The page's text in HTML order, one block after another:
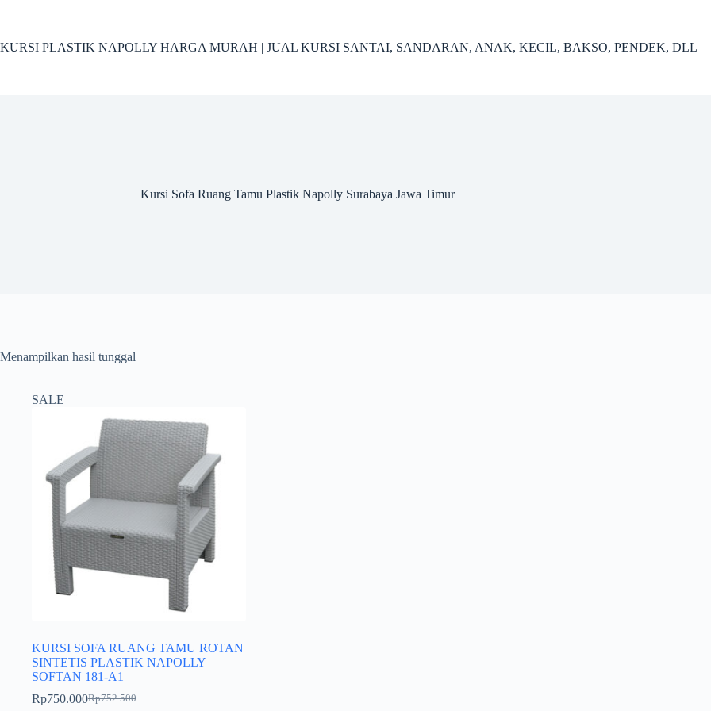
KURSI PLASTIK NAPOLLY HARGA MURAH | JUAL KURSI SANTAI, SANDARAN, ANAK, KECIL, BAKSO, PENDEK, DLL
Kursi Sofa Ruang Tamu Plastik Napolly Surabaya Jawa Timur
Menampilkan hasil tunggal
SALE
KURSI SOFA RUANG TAMU ROTAN
SINTETIS PLASTIK NAPOLLY
SOFTAN 181-A1
Rp752.500
Harga
Rp750.000Harga